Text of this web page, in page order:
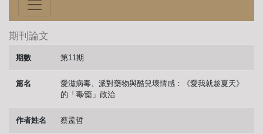
期刊論文
期數 第11期
篇名
愛滋病毒、派對藥物與酷兒壞情感：《愛我就趁夏天》
的「毒∕藥」政治
作者姓名 蔡孟哲